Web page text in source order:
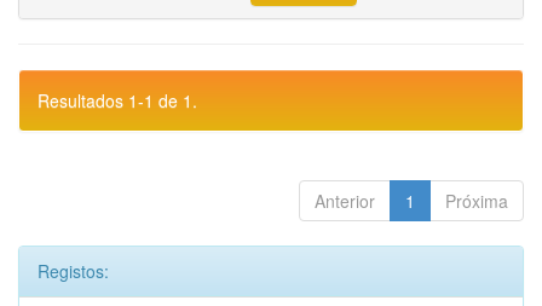
Resultados 1-1 de 1.
Anterior 1 Próxima
Registos: